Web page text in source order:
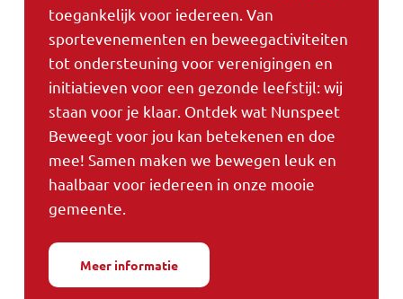
toegankelijk voor iedereen. Van
sportevenementen en beweegactiviteiten
tot ondersteuning voor verenigingen en
initiatieven voor een gezonde leefstijl: wij
staan voor je klaar. Ontdek wat Nunspeet
Beweegt voor jou kan betekenen en doe
mee! Samen maken we bewegen leuk en
haalbaar voor iedereen in onze mooie
gemeente.
Meer informatie